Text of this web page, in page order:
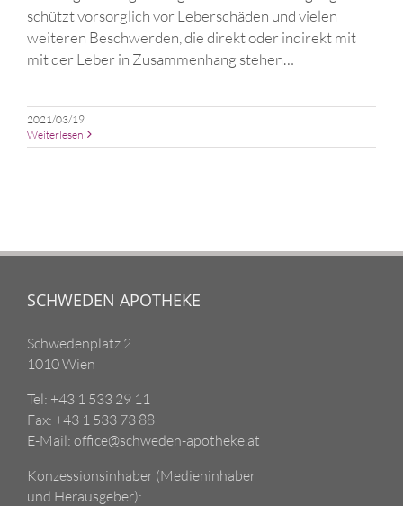
schützt vorsorglich vor Leberschäden und vielen
weiteren Beschwerden, die direkt oder indirekt mit
mit der Leber in Zusammenhang stehen…
2021/03/19
Weiterlesen
SCHWEDEN APOTHEKE
Schwedenplatz 2
1010 Wien
Tel: +43 1 533 29 11
Fax: +43 1 533 73 88
E-Mail: office@schweden-apotheke.at
Konzessionsinhaber (Medieninhaber
und Herausgeber):